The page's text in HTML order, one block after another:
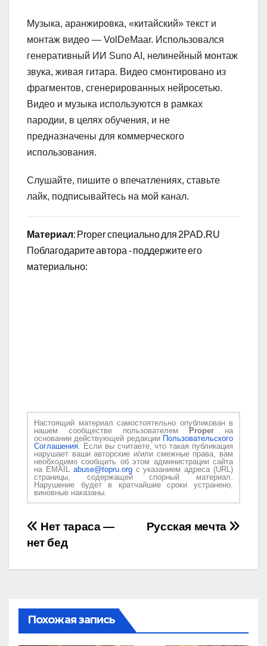
Музыка, аранжировка, «китайский» текст и
монтаж видео — VolDeMaar. Использовался
генеративный ИИ Suno AI, нелинейный монтаж
звука, живая гитара. Видео смонтировано из
фрагментов, сгенерированных нейросетью.
Видео и музыка используются в рамках
пародии, в целях обучения, и не
предназначены для коммерческого
использования.
Слушайте, пишите о впечатлениях, ставьте
лайк, подписывайтесь на мой канал.
Материал: Proper специально для 2PAD.RU
Поблагодарите автора - поддержите его
материально:
Настоящий материал самостоятельно опубликован в
нашем сообществе пользователемProper на
основании действующей редакции Пользовательского
Соглашения. Если вы считаете, что такая публикация
нарушает ваши авторские и/или смежные права, вам
необходимо сообщить об этом администрации сайта
на EMAIL abuse@topru.orgс указанием адреса (URL)
страницы, содержащей спорный материал.
Нарушение будет в кратчайшие сроки устранено,
виновные наказаны.
Навигация
Русская мечта
Нет тараса —
нет бед
Похожая запись